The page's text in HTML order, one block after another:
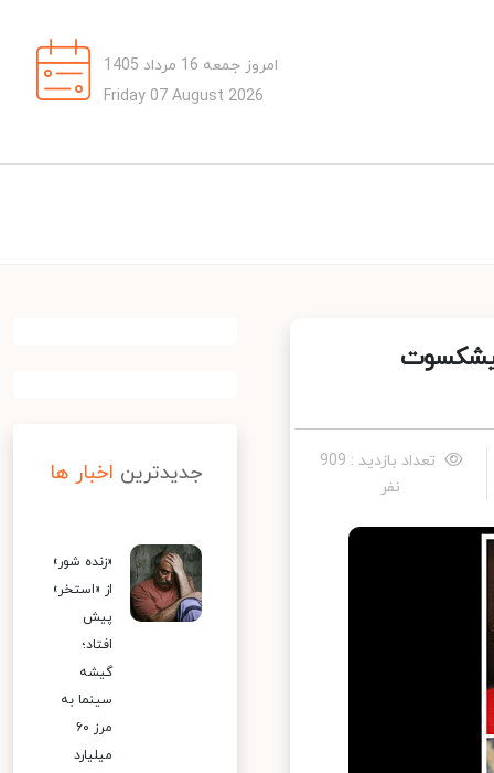
امروز جمعه 16 مرداد 1405
Friday 07 August 2026
تعداد بازدید : 909
نفر
جدیدترین اخبار ها
«زنده شور»
از «استخر»
پیش
افتاد؛
گیشه
سینما به
مرز ۶۰
میلیارد